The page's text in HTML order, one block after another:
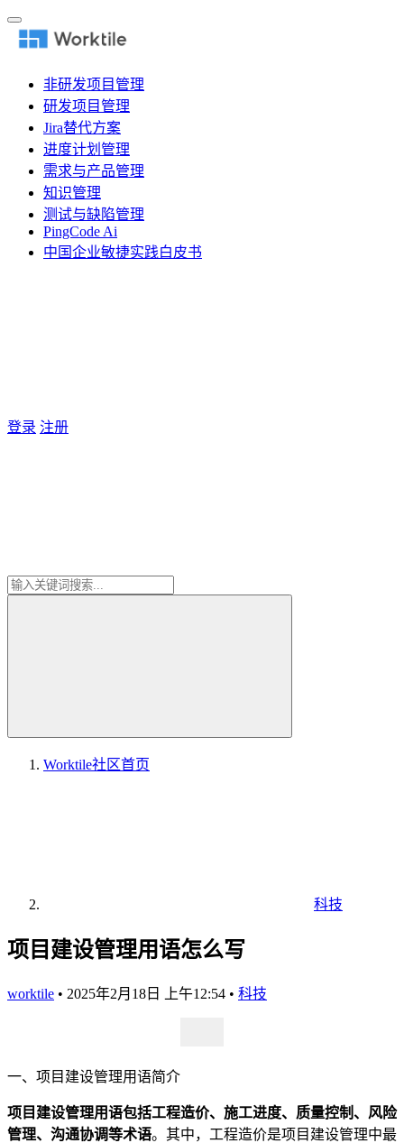
非研发项目管理
研发项目管理
Jira替代方案
进度计划管理
需求与产品管理
知识管理
测试与缺陷管理
PingCode Ai
中国企业敏捷实践白皮书
登录 注册
Worktile社区首页
科技
项目建设管理用语怎么写
worktile • 2025年2月18日 上午12:54 • 科技
一、项目建设管理用语简介
项目建设管理用语包括工程造价、施工进度、质量控制、风险
管理、沟通协调等术语。其中，工程造价是项目建设管理中最